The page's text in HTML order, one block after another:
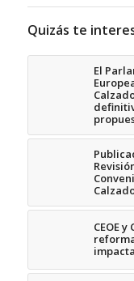
Quizás te
El
CEOE